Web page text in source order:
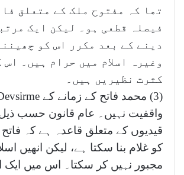
تھا کہ مفتوح ملک کے متعلق
فیصلہ قطعی ہو۔ لیکن ایک
دینے کے بعد مکرر اس کو
وغیرہ اسلام میں حرام ہیں۔ اس
کثرت نظیریں ہیں۔
واقفیت نہیں۔ عام قانون حسب
قیدیوں کے متعلق قاعدہ ہے کہ
کو غلام بنا سکتا ہے، لیکن انھیں
مجبور نہیں کر سکتا۔ اس میں ایک